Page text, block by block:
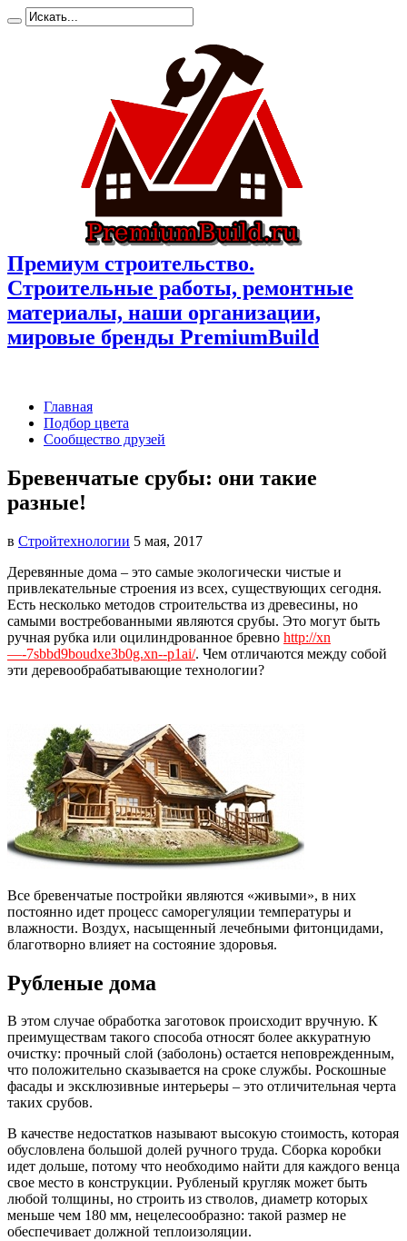
Премиум cтроительство.
Cтроительные работы, ремонтные
материалы, наши организации,
мировые бренды PremiumBuild
Главная
Подбор цвета
Сообщество друзей
Бревенчатые срубы: они такие
разные!
в Стройтехнологии 5 мая, 2017
Деревянные дома – это самые экологически чистые и
привлекательные строения из всех, существующих сегодня.
Есть несколько методов строительства из древесины, но
самыми востребованными являются срубы. Это могут быть
ручная рубка или оцилиндрованное бревно http://xn
—-7sbbd9boudxe3b0g.xn--p1ai/. Чем отличаются между собой
эти деревообрабатывающие технологии?
Все бревенчатые постройки являются «живыми», в них
постоянно идет процесс саморегуляции температуры и
влажности. Воздух, насыщенный лечебными фитонцидами,
благотворно влияет на состояние здоровья.
Рубленые дома
В этом случае обработка заготовок происходит вручную. К
преимуществам такого способа относят более аккуратную
очистку: прочный слой (заболонь) остается неповрежденным,
что положительно сказывается на сроке службы. Роскошные
фасады и эксклюзивные интерьеры – это отличительная черта
таких срубов.
В качестве недостатков называют высокую стоимость, которая
обусловлена большой долей ручного труда. Сборка коробки
идет дольше, потому что необходимо найти для каждого венца
свое место в конструкции. Рубленый кругляк может быть
любой толщины, но строить из стволов, диаметр которых
меньше чем 180 мм, нецелесообразно: такой размер не
обеспечивает должной теплоизоляции.